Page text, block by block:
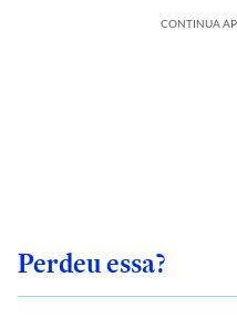
CONTINUA
Perdeu essa?